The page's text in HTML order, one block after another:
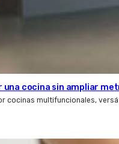
cocina sin ampliar
cocinas multifuncionales,